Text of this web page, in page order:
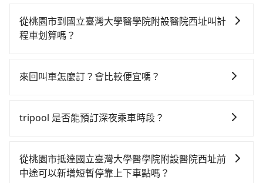
費約700元、車程約40分鐘。抵達高鐵站後，步行進
站、現場購票並於月台排隊的時間約15分鐘，再乘坐
離的遠近或者天候狀況，決定是步行一段路或者搭乘公
元。但如果全程使用tripool並到府專車接送，則每人平
浪費52分鐘在轉乘與等車上，現在還不馬上來預約
tripool！如果你是獨自一人乘車，也可參考tripool的拼
對的時間彈性，最重要的是你當天就要來回，那在桃園
路邊可隨租隨借的iRent應該是你最便宜選擇。註冊完
大學醫學院附設醫院西址的花費預估為$750~1,200（金
用預估進去，但額外的汽車保險與可能的罰單都需自
數超過四位，更是沒有較大的七人座或九人座可供選
擇，而且無人租車最令人詬病的就是車況，打開車門才
從桃園市到國立臺灣大學醫學院附設醫院西址叫計
程車划算嗎？
灣大車隊、Uber、Line Taxi、Yoxi等，如果在路邊攔不
車看看。依照里程跳錶計算，價格約為1,060~1,300元
立臺灣大學醫學院附設醫院西址的最佳選擇。
來回叫車怎麼訂？會比較便宜嗎？
趟車的資訊，所以如果需要來回叫車，請分兩筆訂單預
不限單程或來回。
tripool 是否能預訂深夜乘車時段？
從桃園市抵達國立臺灣大學醫學院附設醫院西址前
中途可以新增短暫停靠上下車點嗎？